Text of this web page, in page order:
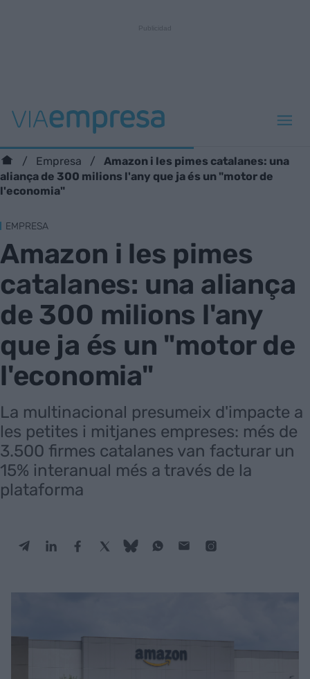
Empresa
Amazon i les pimes catalanes: una
aliança de 300 milions l'any que ja és un "motor de
l'economia"
EMPRESA
Amazon i les pimes
catalanes: una aliança
de 300 milions l'any
que ja és un "motor de
l'economia"
La multinacional presumeix d'impacte a
les petites i mitjanes empreses: més de
3.500 firmes catalanes van facturar un
15% interanual més a través de la
plataforma